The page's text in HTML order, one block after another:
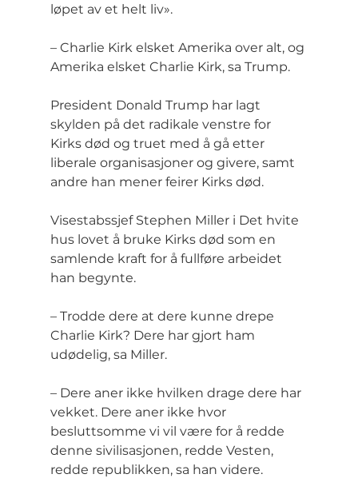
løpet av et helt liv».
– Charlie Kirk elsket Amerika over alt, og
Amerika elsket Charlie Kirk, sa Trump.
President Donald Trump har lagt
skylden på det radikale venstre for
Kirks død og truet med å gå etter
liberale organisasjoner og givere, samt
andre han mener feirer Kirks død.
Visestabssjef Stephen Miller i Det hvite
hus lovet å bruke Kirks død som en
samlende kraft for å fullføre arbeidet
han begynte.
– Trodde dere at dere kunne drepe
Charlie Kirk? Dere har gjort ham
udødelig, sa Miller.
– Dere aner ikke hvilken drage dere har
vekket. Dere aner ikke hvor
besluttsomme vi vil være for å redde
denne sivilisasjonen, redde Vesten,
redde republikken, sa han videre.